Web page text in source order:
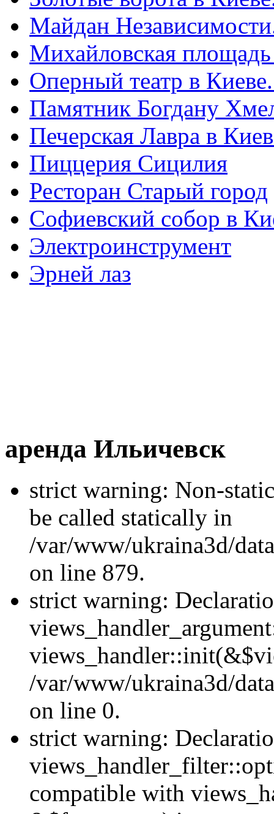
Майдан
Михайловская
Оперный театр в
Памятник Богдану
Печерская Лавра в
Пиццерия Сицилия
Ресторан Старый город
Софиевский собор в
Электроинструмент
Эрней лаз
аренда Ильичевск
strict warning: Non-
be called statically in
/var/www/ukraina3d/
on line 879.
strict warning:
/var/www/ukraina3d/
on line 0.
strict warning:
compatible with